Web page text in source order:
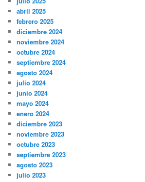
abril 2025
febrero 2025
diciembre 2024
noviembre 2024
octubre 2024
septiembre 2024
agosto 2024
julio 2024
junio 2024
mayo 2024
enero 2024
diciembre 2023
noviembre 2023
octubre 2023
septiembre 2023
agosto 2023
julio 2023